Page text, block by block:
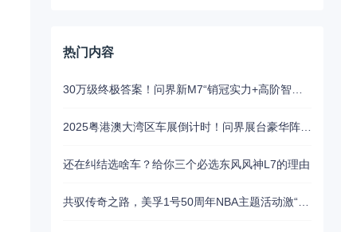
热门内容
2025粤港澳大湾区车展倒计时！问界展台豪华阵容抢先揭秘
还在纠结选啥车？给你三个必选东风风神L7的理由